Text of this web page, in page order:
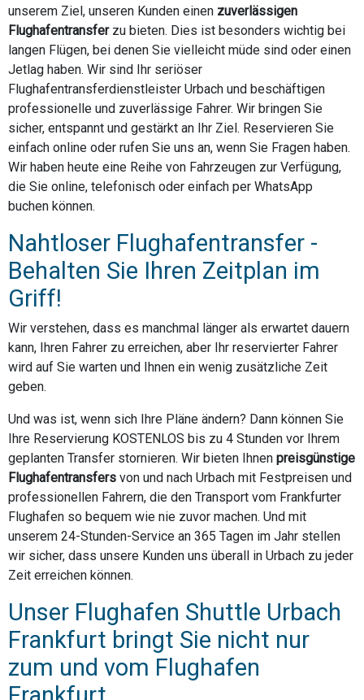
unserem Ziel, unseren Kunden einen zuverlässigen
Flughafentransferzu bieten. Dies ist besonders wichtig bei
langen Flügen, bei denen Sie vielleicht müde sind oder einen
Jetlag haben. Wir sind Ihr seriöser
Flughafentransferdienstleister Urbach und beschäftigen
professionelle und zuverlässige Fahrer. Wir bringen Sie
sicher, entspannt und gestärkt an Ihr Ziel. Reservieren Sie
einfach online oder rufen Sie uns an, wenn Sie Fragen haben.
Wir haben heute eine Reihe von Fahrzeugen zur Verfügung,
die Sie online, telefonisch oder einfach per WhatsApp
buchen können.
Nahtloser Flughafentransfer -
Behalten Sie Ihren Zeitplan im
Griff!
Wir verstehen, dass es manchmal länger als erwartet dauern
kann, Ihren Fahrer zu erreichen, aber Ihr reservierter Fahrer
wird auf Sie warten und Ihnen ein wenig zusätzliche Zeit
geben.
Und was ist, wenn sich Ihre Pläne ändern? Dann können Sie
Ihre Reservierung KOSTENLOS bis zu 4 Stunden vor Ihrem
geplanten Transfer stornieren. Wir bieten Ihnen preisgünstige
Flughafentransfers von und nach Urbach mit Festpreisen und
professionellen Fahrern, die den Transport vom Frankfurter
Flughafen so bequem wie nie zuvor machen. Und mit
unserem 24-Stunden-Service an 365 Tagen im Jahr stellen
wir sicher, dass unsere Kunden uns überall in Urbach zu jeder
Zeit erreichen können.
Unser Flughafen Shuttle Urbach
Frankfurt bringt Sie nicht nur
zum und vom Flughafen